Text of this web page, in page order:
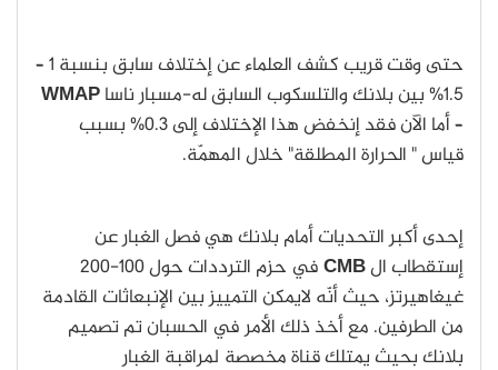
حتى وقت قريب كشف العلماء عن إختلاف سابق بنسبة 1 –
1.5% بين بلانك والتلسكوب السابق له-مسبار ناسا
WMAP
– أما الآن فقد إنخفض هذا الإختلاف إلى 0.3% بسبب
قياس " الحرارة المطلقة" خلال المهمّة.
إحدى أكبر التحديات أمام بلانك هي فصل الغبار عن
إستقطاب الCMB
في حزم الترددات حول 100-200
غيغاهيرتز، حيث أنّه لايمكن التمييز بين الإنبعاثات القادمة
من الطرفين. مع أخذ ذلك الأمر في الحسبان تم تصميم
بلانك بحيث يمتلك قناة مخصصة لمراقبة الغبار